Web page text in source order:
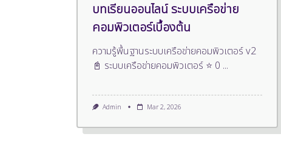
บทเรียนออนไลน์ ระบบเครือข่าย
คอมพิวเตอร์เบื้องต้น
ความรู้พื้นฐานระบบเครือข่ายคอมพิวเตอร์ v2
📓 ระบบเครือข่ายคอมพิวเตอร์ ⭐ 0 ...
Admin Mar 2, 2026